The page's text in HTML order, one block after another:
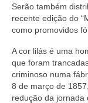
Serão também
recente edição do
como promovidos
A cor lilás é uma
que foram
criminoso numa
8 de março de
redução da jornada